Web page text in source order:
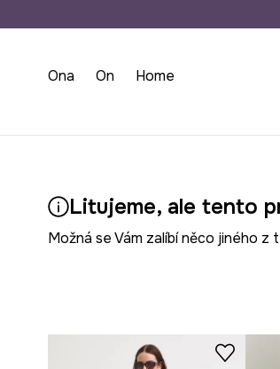
Ona On Home
Litujeme, ale tento
Možná se Vám zalíbí něco jiného z